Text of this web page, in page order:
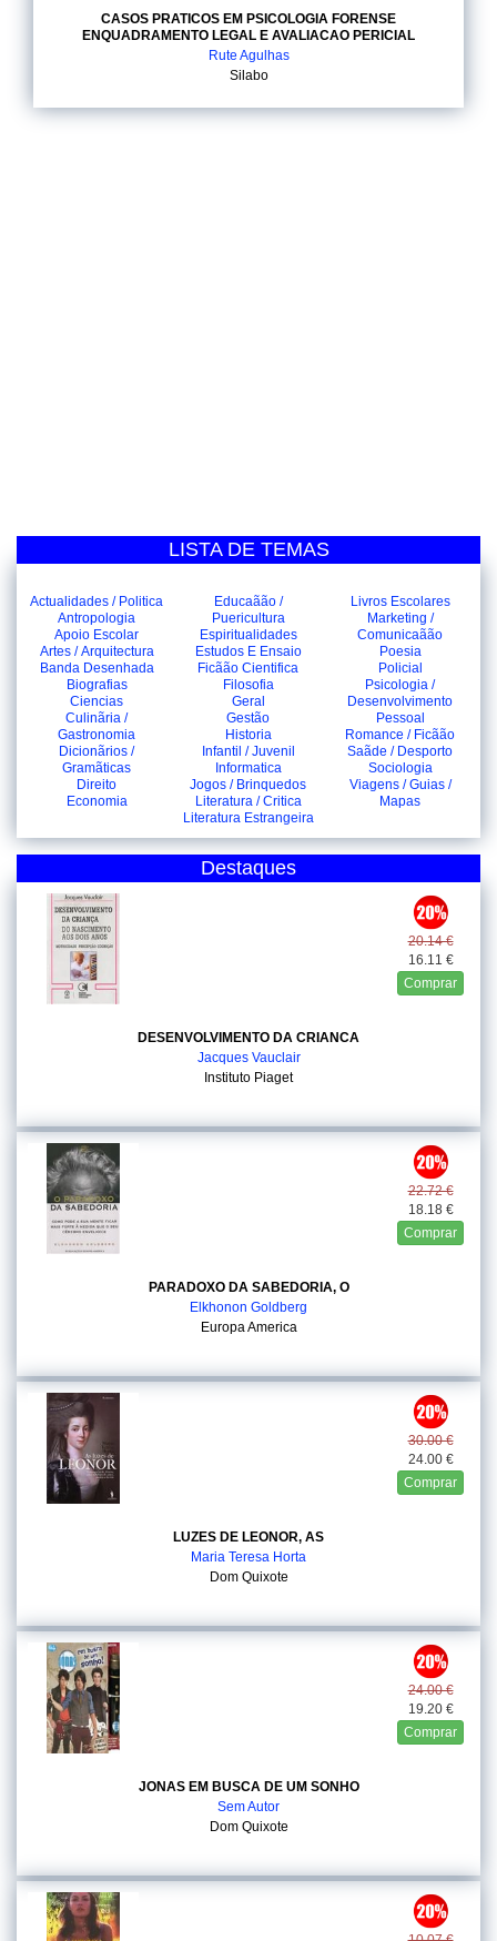
CASOS PRATICOS EM PSICOLOGIA FORENSE
ENQUADRAMENTO LEGAL E AVALIACAO PERICIAL
Rute Agulhas
Silabo
LISTA DE TEMAS
Actualidades / Politica
Antropologia
Apoio Escolar
Artes / Arquitectura
Banda Desenhada
Biografias
Ciencias
Culinãria /
Gastronomia
Dicionãrios /
Gramãticas
Direito
Economia
Educaãão /
Puericultura
Espiritualidades
Estudos E Ensaio
Ficãão Cientifica
Filosofia
Geral
Gestão
Historia
Infantil / Juvenil
Informatica
Jogos / Brinquedos
Literatura / Critica
Literatura Estrangeira
Livros Escolares
Marketing /
Comunicaãão
Poesia
Policial
Psicologia /
Desenvolvimento
Pessoal
Romance / Ficãão
Saãde / Desporto
Sociologia
Viagens / Guias /
Mapas
Destaques
20.14 €
16.11 €
Comprar
DESENVOLVIMENTO DA CRIANCA
Jacques Vauclair
Instituto Piaget
22.72 €
18.18 €
Comprar
PARADOXO DA SABEDORIA, O
Elkhonon Goldberg
Europa America
30.00 €
24.00 €
Comprar
LUZES DE LEONOR, AS
Maria Teresa Horta
Dom Quixote
24.00 €
19.20 €
Comprar
JONAS EM BUSCA DE UM SONHO
Sem Autor
Dom Quixote